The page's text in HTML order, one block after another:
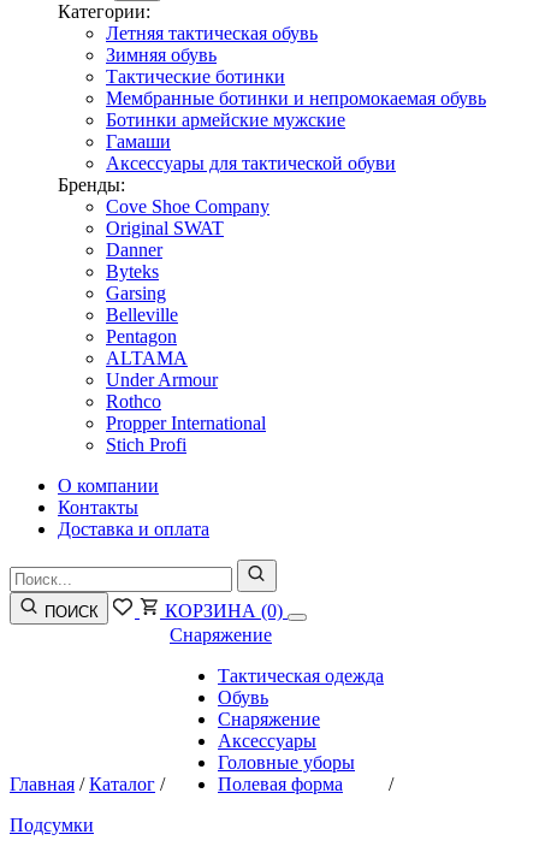
Категории:
Летняя тактическая обувь
Зимняя обувь
Тактические ботинки
Мембранные ботинки и непромокаемая обувь
Ботинки армейские мужские
Гамаши
Аксессуары для тактической обуви
Бренды:
Cove Shoe Company
Original SWAT
Danner
Byteks
Garsing
Belleville
Pentagon
ALTAMA
Under Armour
Rothco
Propper International
Stich Profi
О компании
Контакты
Доставка и оплата
ПОИСК КОРЗИНА (0)
Главная /Каталог /
Снаряжение
Тактическая одежда
Обувь
Снаряжение
Аксессуары
Головные уборы
Полевая форма
/
Подсумки